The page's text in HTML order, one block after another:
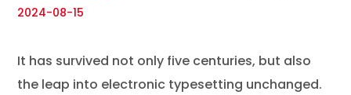
2024-08-15
It has survived not only five centuries, but also
the leap into electronic typesetting unchanged.